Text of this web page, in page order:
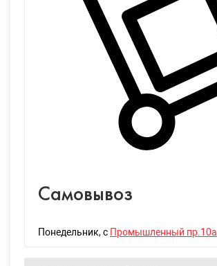
Самовывоз
Понедельник, с Промышленный пр.10а